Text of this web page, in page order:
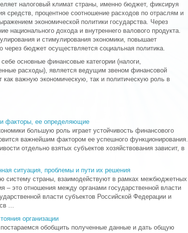
налоговый климат страны, именно бюджет, фиксируя
средств, процентное соотношение расходов по отраслям и
экономической политики государства. Через
национального дохода и внутреннего валового продукта.
и стимулирования экономики, повышает
через бюджет осуществляется социальная политика.
основные финансовые категории (налоги,
расходы), является ведущим звеном финансовой
как важную экономическую, так и политическую роль в
факторы, ее определяющие
большую роль играет устойчивость финансового
важнейшим фактором ее успешного функционирования.
отдельно взятых субъектов хозяйствования зависит, в
ситуация, проблемы и пути их решения
страны, взаимодействуют в рамках межбюджетных
это отношения между органами государственной власти
власти субъектов Российской Федерации и
...
организации
постараемся обобщить полученные данные и дать общую